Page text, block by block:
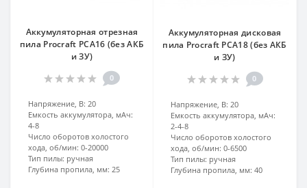
Аккумуляторная отрезная
пила Procraft PCA16 (без АКБ
и ЗУ)
0
Напряжение, В: 20
Емкость аккумулятора, мАч:
4-8
Число оборотов холостого
хода, об/мин: 0-20000
Тип пилы: ручная
Глубина пропила, мм: 25
Аккумуляторная дисковая
пила Procraft PCA18 (без АКБ
и ЗУ)
0
Напряжение, В: 20
Емкость аккумулятора, мАч:
2-4-8
Число оборотов холостого
хода, об/мин: 0-6500
Тип пилы: ручная
Глубина пропила, мм: 40